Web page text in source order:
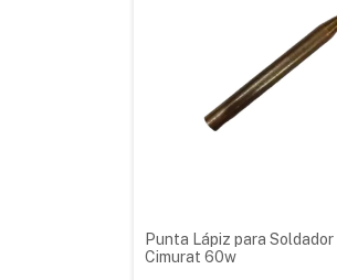
Punta Lápiz para
Cimurat 60w